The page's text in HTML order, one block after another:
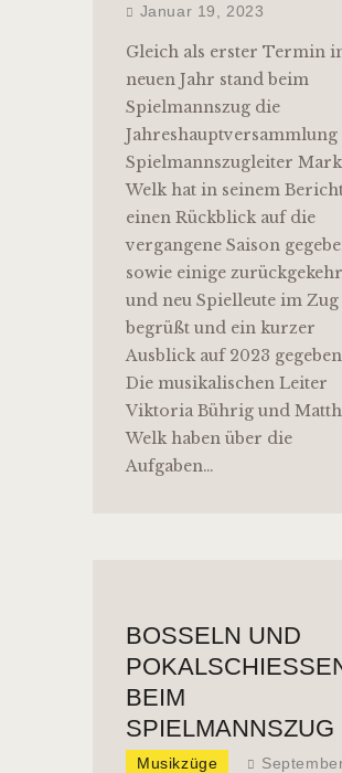
Januar 19, 2023
Gleich als erster Termin
neuen Jahr stand beim
Spielmannszug die
Jahreshauptversammlung
Spielmannszugleiter
Welk hat in seinem
einen Rückblick auf die
vergangene Saison
sowie einige
und neu Spielleute im Zug
begrüßt und ein kurzer
Ausblick auf 2023
Die musikalischen Leiter
Viktoria Bührig und
Welk haben über die
Aufgaben…
BOSSELN UND P
OKALSCHIESSEN
IM SP
IELMANNSZUG
Musikzüge